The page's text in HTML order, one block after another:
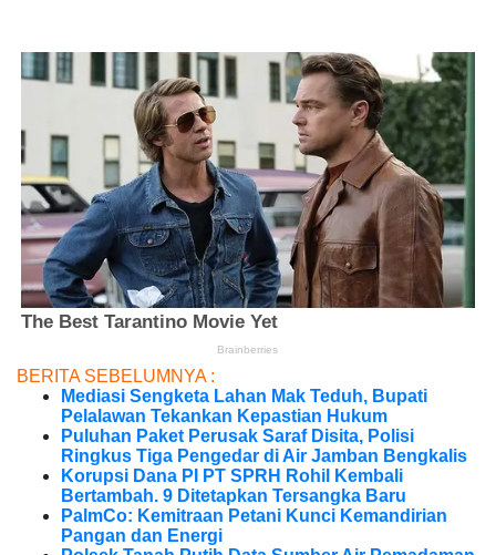
BERITA SEBELUMNYA :
Mediasi Sengketa Lahan Mak Teduh, Bupati
Pelalawan Tekankan Kepastian Hukum
Puluhan Paket Perusak Saraf Disita, Polisi
Ringkus Tiga Pengedar di Air Jamban Bengkalis
Korupsi Dana PI PT SPRH Rohil Kembali
Bertambah. 9 Ditetapkan Tersangka Baru
PalmCo: Kemitraan Petani Kunci Kemandirian
Pangan dan Energi